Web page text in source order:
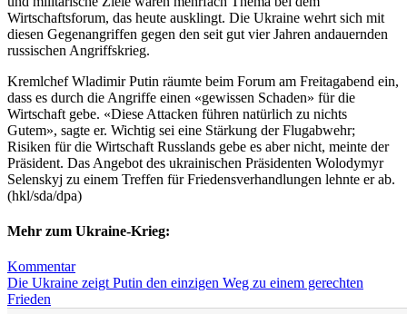
Wirtschaftsforum, das heute ausklingt. Die Ukraine wehrt sich mit
diesen Gegenangriffen gegen den seit gut vier Jahren andauernden
russischen Angriffskrieg.
Kremlchef Wladimir Putin räumte beim Forum am Freitagabend ein,
dass es durch die Angriffe einen «gewissen Schaden» für die
Wirtschaft gebe. «Diese Attacken führen natürlich zu nichts
Gutem», sagte er. Wichtig sei eine Stärkung der Flugabwehr;
Risiken für die Wirtschaft Russlands gebe es aber nicht, meinte der
Präsident. Das Angebot des ukrainischen Präsidenten Wolodymyr
Selenskyj zu einem Treffen für Friedensverhandlungen lehnte er ab.
(hkl/sda/dpa)
Mehr zum Ukraine-Krieg:
Kommentar
Die Ukraine zeigt Putin den einzigen Weg zu einem gerechten
Frieden